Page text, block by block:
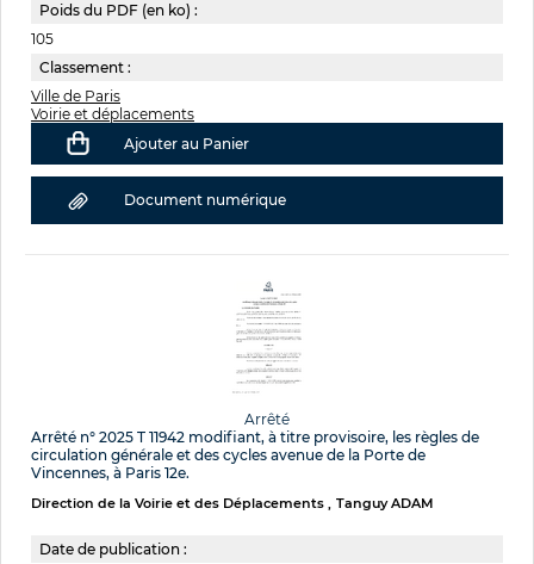
Poids du PDF (en ko) :
105
Classement :
Ville de Paris
Voirie et déplacements
Ajouter au Panier
Document numérique
Arrêté
Arrêté n° 2025 T 11942 modifiant, à titre provisoire, les règles de
circulation générale et des cycles avenue de la Porte de
Vincennes, à Paris 12e.
Direction de la Voirie et des Déplacements Tanguy ADAM
Date de publication :